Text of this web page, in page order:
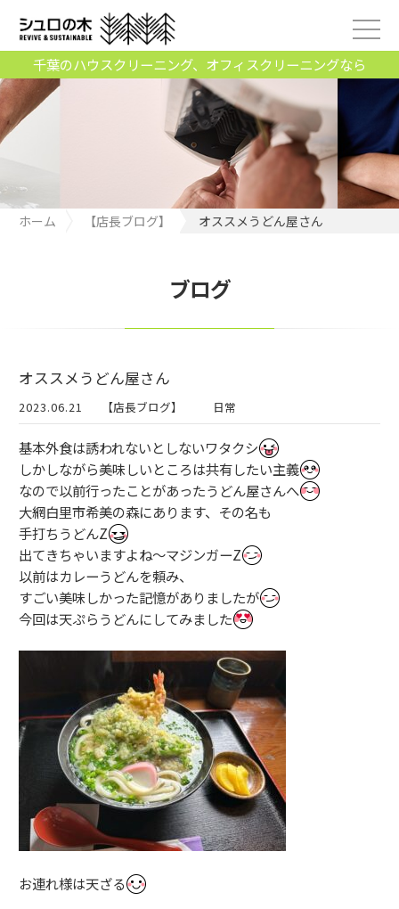
千葉のハウスクリーニング、オフィスクリーニングなら
ホーム 【店長ブログ】 オススメうどん屋さん
ブログ
オススメうどん屋さん
2023.06.21 【店長ブログ】 日常
基本外食は誘われないとしないワタクシ
しかしながら美味しいところは共有したい主義
なので以前行ったことがあったうどん屋さんへ
大網白里市希美の森にあります、その名も
手打ちうどんZ
出てきちゃいますよね〜マジンガーZ
以前はカレーうどんを頼み、
すごい美味しかった記憶がありましたが
今回は天ぷらうどんにしてみました
お連れ様は天ざる